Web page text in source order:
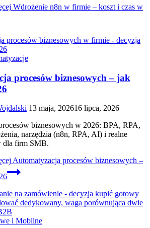
Wdrożenie n8n w firmie – koszt i czas w
procesów biznesowych – jak
13 maja, 202616 lipca, 2026
biznesowych w 2026: BPA, RPA,
narzędzia (n8n, RPA, AI) i realne
dla firm SMB.
Automatyzacja procesów biznesowych –
i Mobilne